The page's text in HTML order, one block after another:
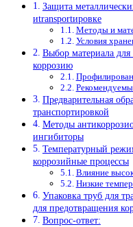
Защита
иtransportировке
Методы и
Условия
Выбор материала
коррозию
Предварительная
транспортировкой
Методы
ингибиторы
Температурный
коррозийные процессы
Влияние
Низкие
Упаковка труб для
для предотвращения
Вопрос-ответ: